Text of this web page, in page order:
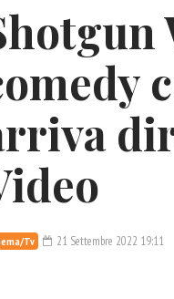
Tv 21 Settembre 2022 19:11